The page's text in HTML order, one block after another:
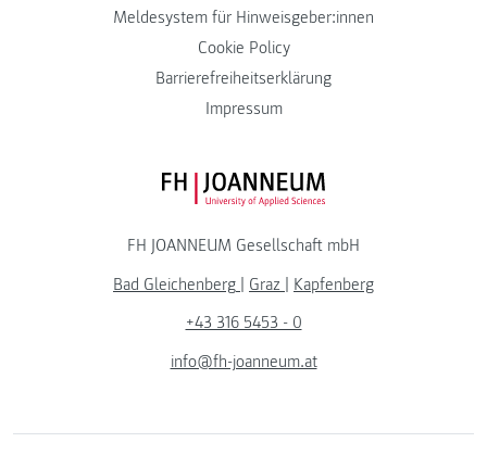
Meldesystem für Hinweisgeber:innen
Cookie Policy
Barrierefreiheitserklärung
Impressum
FH JOANNEUM Logo
FH JOANNEUM Gesellschaft mbH
Bad Gleichenberg | Graz | Kapfenberg
+43 316 5453 - 0
info@fh-joanneum.at